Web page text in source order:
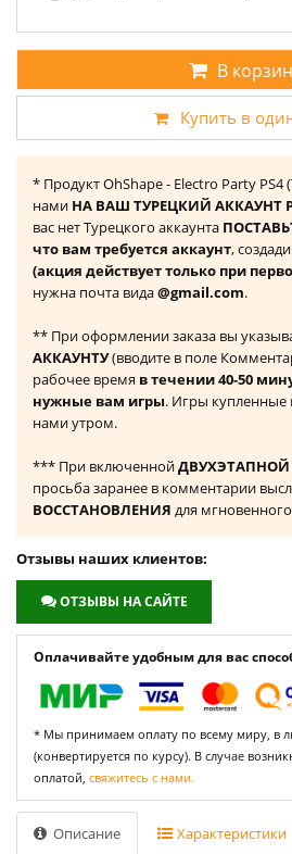
В
Купить в
* Продукт OhShape - Electro Party PS4
нами НА ВАШ ТУРЕЦКИЙ АККАУНТ
вас нет Турецкого аккаунта
что вам требуется аккаунт,
(акция действует только при
нужна почта вида@gmail.com.
** При оформлении заказа вы
АККАУНТУ(вводите в поле
рабочее время в течении 40-50
нужные вам игры. Игры
нами утром.
*** При включенной
просьба заранее в комментарии
ВОССТАНОВЛЕНИЯ для
Отзывы наших клиентов:
ОТЗЫВЫ НА САЙТЕ
Оплачивайте удобным для вас
* Мы принимаем оплату по всему миру, в
(конвертируется по курсу). В случае
оплатой, свяжитесь с нами.
Описание Характеристики